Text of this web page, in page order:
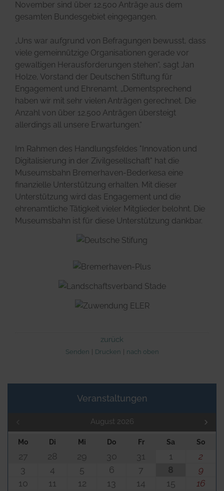
November sind über 12.500 Anträge aus dem
gesamten Bundesgebiet eingegangen.
„Uns war aufgrund von Befragungen bewusst, dass
viele gemeinnützige Organisationen gerade vor
gewaltigen Herausforderungen stehen“, sagt Jan
Holze, Vorstand der Deutschen Stiftung für
Engagement und Ehrenamt. „Dementsprechend
haben wir mit sehr vielen Anträgen gerechnet. Die
Anzahl von über 12.500 Anträgen übersteigt
allerdings all unsere Erwartungen.“
Im Rahmen des Handlungsfeldes "Innovation und
Digitalisierung in der Zivilgesellschaft" hat die
Museumsbahn Bremerhaven-Bederkesa eine
finanzielle Unterstützung erhalten. Mit dieser
Unterstützung wird das Engagement und die
ehrenamtliche Tätigkeit vieler Mitglieder belohnt. Die
Museumsbahn ist für diese Unterstützung dankbar.
zurück
Senden Drucken nach oben
Veranstaltungen
August 2026
Mo Di Mi Do Fr Sa So
27 28 29 30 31 1
2
3
4 5 6 7 8
9
10
11 12 13 14 15
16